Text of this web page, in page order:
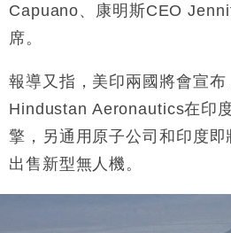
Capuano、康明斯CEO
席。
報導又指，美印兩國將會宣布
Hindustan Aeronautics在印
擎，另通用原子公司和印度即
出售新型無人機。